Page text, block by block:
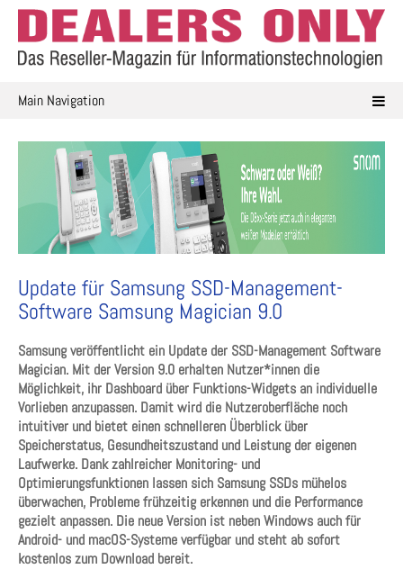
Skip
content
Main Navigation
Update für Samsung SSD-Management-
Software Samsung Magician 9.0
Samsung veröffentlicht ein Update der SSD-Management Software
Magician. Mit der Version 9.0 erhalten Nutzer*innen die
Möglichkeit, ihr Dashboard über Funktions-Widgets an individuelle
Vorlieben anzupassen. Damit wird die Nutzeroberfläche noch
intuitiver und bietet einen schnelleren Überblick über
Speicherstatus, Gesundheitszustand und Leistung der eigenen
Laufwerke. Dank zahlreicher Monitoring- und
Optimierungsfunktionen lassen sich Samsung SSDs mühelos
überwachen, Probleme frühzeitig erkennen und die Performance
gezielt anpassen. Die neue Version ist neben Windows auch für
Android- und macOS-Systeme verfügbar und steht ab sofort
kostenlos zum Download bereit.